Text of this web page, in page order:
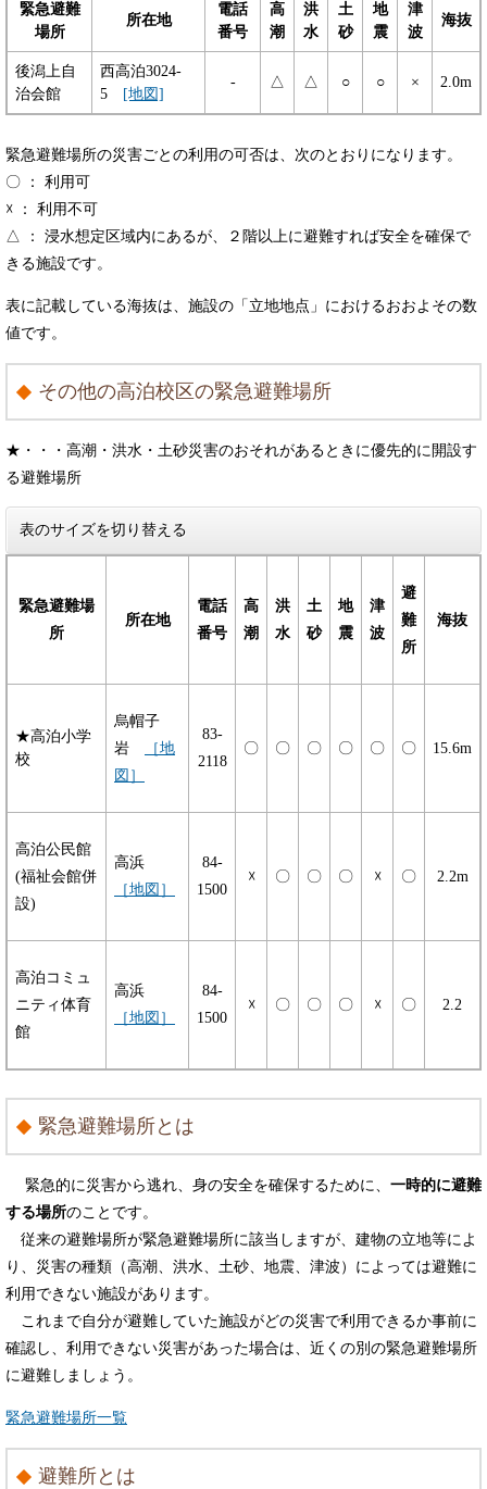
緊急避難
場所
所在地
電話
番号
高
潮
洪
水
土
砂
地
震
津
波
海抜
後潟上自
治会館
西高泊3024-
5
[地図]
- △ △ ○ ○ × 2.0m
緊急避難場所の災害ごとの利用の可否は、次のとおりになります。
〇 ： 利用可
☓ ： 利用不可
△ ： 浸水想定区域内にあるが、２階以上に避難すれば安全を確保で
きる施設です。
表に記載している海抜は、施設の「立地地点」におけるおおよその数
値です。
その他の高泊校区の緊急避難場所
★・・・高潮・洪水・土砂災害のおそれがあるときに優先的に開設す
る避難場所
表のサイズを切り替える
緊急避難場
所
所在地
電話
番号
高
潮
洪
水
土
砂
地
震
津
波
避
難
所
海抜
★高泊小学
校
烏帽子
岩
［地
図］
83-
2118
〇 〇 〇 〇 〇 〇 15.6m
高泊公民館
(福祉会館併
設)
高浜
［地図］
84-
1500
☓ 〇 〇 〇 ☓ 〇 2.2m
高泊コミュ
ニティ体育
館
高浜
［地図］
84-
1500
☓ 〇 〇 〇 ☓ 〇 2.2
緊急避難場所とは
緊急的に災害から逃れ、身の安全を確保するために、 一時的に避難
する場所のことです。
従来の避難場所が緊急避難場所に該当しますが、建物の立地等によ
り、災害の種類（高潮、洪水、土砂、地震、津波）によっては避難に
利用できない施設があります。
これまで自分が避難していた施設がどの災害で利用できるか事前に
確認し、利用できない災害があった場合は、近くの別の緊急避難場所
に避難しましょう。
緊急避難場所一覧
避難所とは